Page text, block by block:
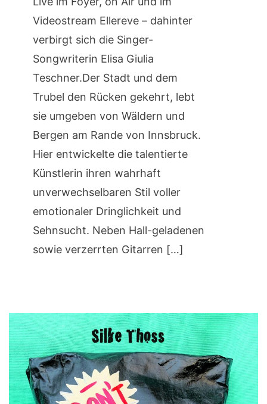
Videostream Ellereve – dahinter
verbirgt sich die Singer-
Songwriterin Elisa Giulia
Teschner.Der Stadt und dem
Trubel den Rücken gekehrt, lebt
sie umgeben von Wäldern und
Bergen am Rande von Innsbruck.
Hier entwickelte die talentierte
Künstlerin ihren wahrhaft
unverwechselbaren Stil voller
emotionaler Dringlichkeit und
Sehnsucht. Neben Hall-geladenen
sowie verzerrten Gitarren […]